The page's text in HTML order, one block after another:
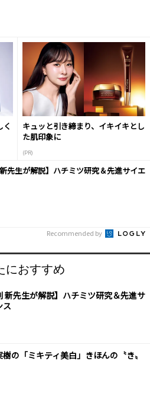
く
キュッと引き締まり、イキイキとし
た肌印象に
(PR)
新先生が解説】ハチミツ研究＆先進サイエ
Recommended by
におすすめ
新先生が解説】ハチミツ研究＆先進サ
ス
の「ミキティ美白」きほんの〝き〟